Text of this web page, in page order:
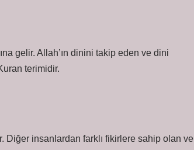
gelir. Allah’ın dinini takip eden ve dini
terimidir.
Diğer insanlardan farklı fikirlere sahip olan ve